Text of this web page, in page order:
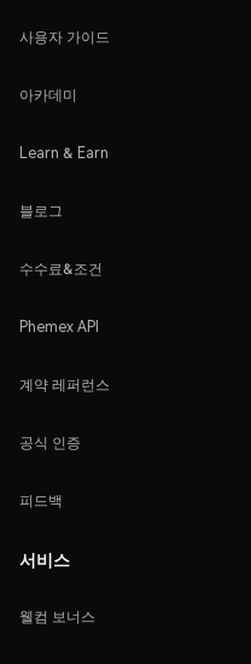
사용자 가이드
아카데미
Learn & Earn
블로그
수수료&조건
Phemex API
계약 레퍼런스
공식 인증
피드백
서비스
웰컴 보너스